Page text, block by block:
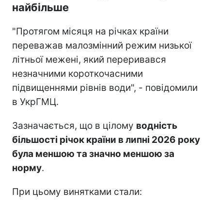
найбільше
"Протягом місяця на річках країни
переважав малозмінний режим низької
літньої межені, який переривався
незначними короткочасними
підвищеннями рівнів води", - повідомили
в УкрГМЦ.
Зазначається, що в цілому водність
більшості річок країни в липні 2026 року
була меншою та значно меншою за
норму.
При цьому винятками стали: